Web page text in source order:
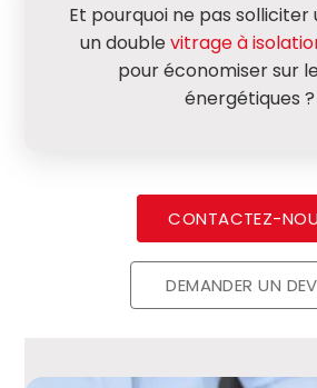
Et pourquoi ne pas solliciter
un double vitrage à
pour économiser sur
énergétiques ?
CONTACTEZ-
DEMANDER UN